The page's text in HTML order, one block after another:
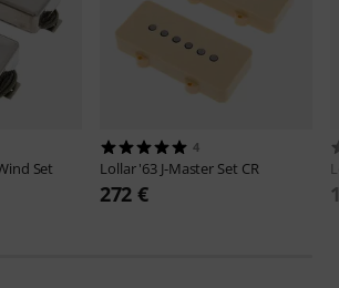
Set
4
Lollar'63 J-Master Set CR
272 €